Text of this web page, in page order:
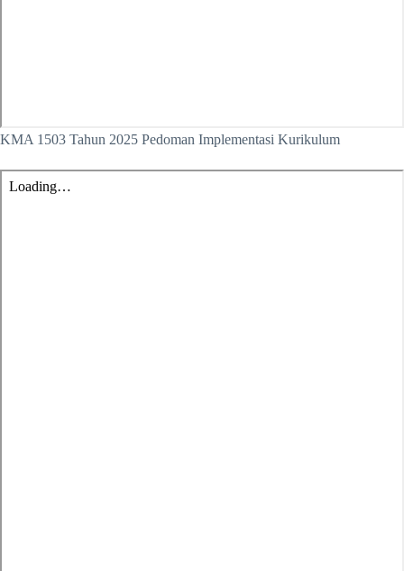
KMA 1503 Tahun 2025 Pedoman Implementasi Kurikulum